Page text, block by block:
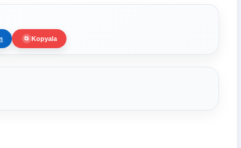
⧉ Kopyala